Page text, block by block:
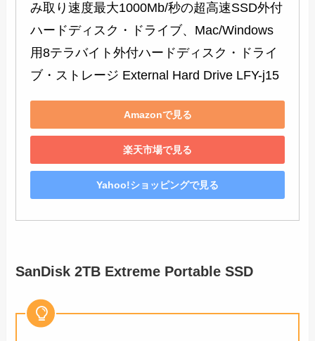
み取り速度最大1000Mb/秒の超高速SSD外付
ハードディスク・ドライブ、Mac/Windows
用8テラバイト外付ハードディスク・ドライ
ブ・ストレージ External Hard Drive LFY-j15
Amazonで見る
楽天市場で見る
Yahoo!ショッピングで見る
SanDisk 2TB Extreme Portable SSD